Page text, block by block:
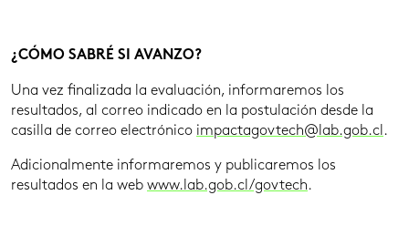
¿CÓMO SABRÉ SI AVANZO?
Una vez finalizada la evaluación, informaremos los
resultados, al correo indicado en la postulación desde la
casilla de correo electrónico impactagovtech@lab.gob.cl .
Adicionalmente informaremos y publicaremos los
resultados en la web www.lab.gob.cl/govtech .